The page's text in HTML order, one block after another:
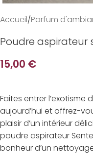
Accueil/Parfum
Poudre aspirateur
15,00 €
Faites entrer
aujourd’hui et offrez-
plaisir d’un intérieur
poudre aspirateur
bonheur d’un